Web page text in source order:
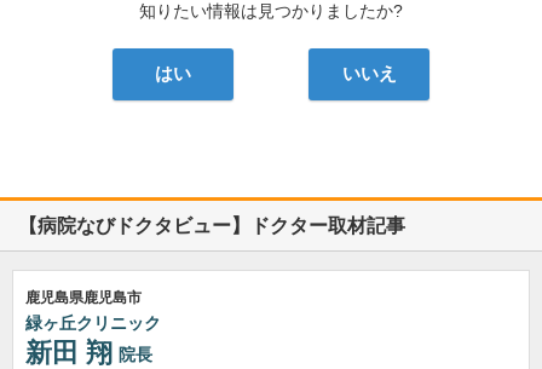
知りたい情報は見つかりましたか?
はい いいえ
【病院なびドクタビュー】ドクター取材記事
鹿児島県鹿児島市
緑ヶ丘クリニック
新田 翔 院長